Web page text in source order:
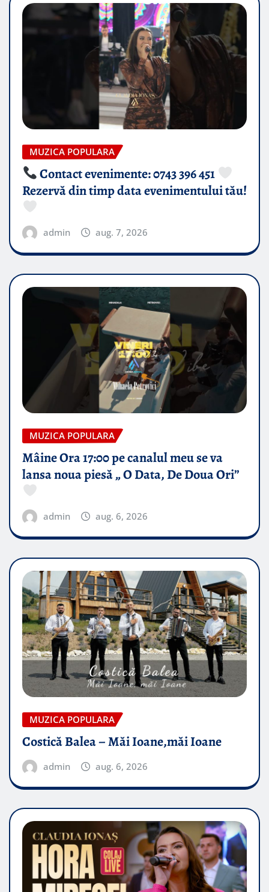
MUZICA POPULARA
Contact evenimente: 0743 396 451
Rezervă din timp data evenimentului tău!
admin aug. 7, 2026
MUZICA POPULARA
Mâine Ora 17:00 pe canalul meu se va
lansa noua piesă „ O Data, De Doua Ori”
admin aug. 6, 2026
MUZICA POPULARA
Costică Balea – Măi Ioane,măi Ioane
admin aug. 6, 2026